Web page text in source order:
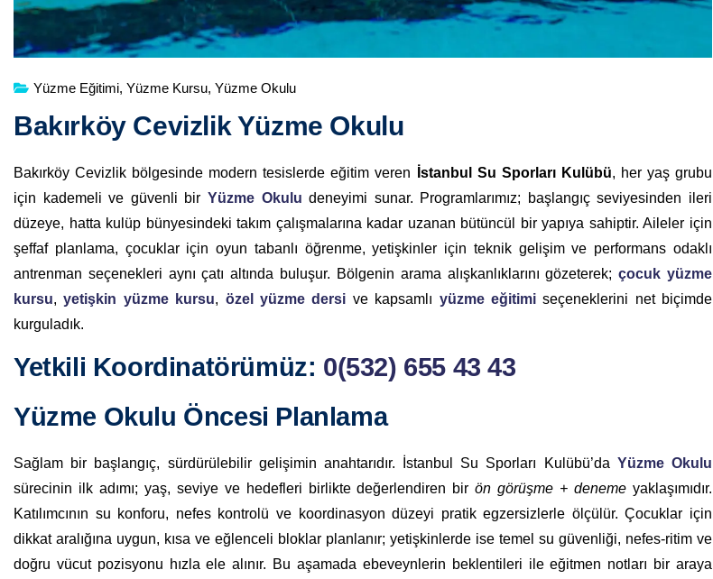
Yüzme Eğitimi, Yüzme Kursu, Yüzme Okulu
Bakırköy Cevizlik Yüzme Okulu
Bakırköy Cevizlik bölgesinde modern tesislerde eğitim veren İstanbul Su Sporları Kulübü, her yaş grubu
için kademeli ve güvenli bir Yüzme Okulu deneyimi sunar. Programlarımız; başlangıç seviyesinden ileri
düzeye, hatta kulüp bünyesindeki takım çalışmalarına kadar uzanan bütüncül bir yapıya sahiptir. Aileler için
şeffaf planlama, çocuklar için oyun tabanlı öğrenme, yetişkinler için teknik gelişim ve performans odaklı
antrenman seçenekleri aynı çatı altında buluşur. Bölgenin arama alışkanlıklarını gözeterek;çocuk yüzme
kursu,yetişkin yüzme kursu, özel yüzme dersi ve kapsamlı yüzme eğitimiseçeneklerini net biçimde
kurguladık.
Yetkili Koordinatörümüz: 0(532) 655 43 43
Yüzme Okulu Öncesi Planlama
Sağlam bir başlangıç, sürdürülebilir gelişimin anahtarıdır. İstanbul Su Sporları Kulübü’da Yüzme Okulu
sürecinin ilk adımı; yaş, seviye ve hedefleri birlikte değerlendiren birön görüşme + deneme yaklaşımıdır.
Katılımcının su konforu, nefes kontrolü ve koordinasyon düzeyi pratik egzersizlerle ölçülür. Çocuklar için
dikkat aralığına uygun, kısa ve eğlenceli bloklar planlanır; yetişkinlerde ise temel su güvenliği, nefes-ritim ve
doğru vücut pozisyonu hızla ele alınır. Bu aşamada ebeveynlerin beklentileri ile eğitmen notları bir araya